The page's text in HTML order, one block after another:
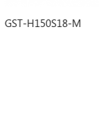
H150S18-M